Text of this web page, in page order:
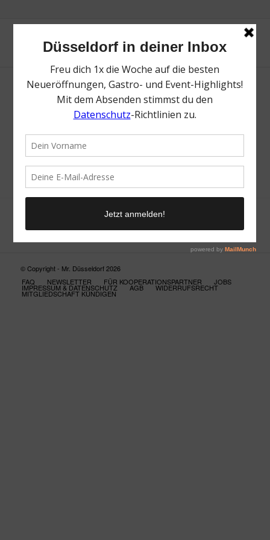
Neue Suche
Suchergebnis nicht zufriedenstellend? Versuche es mal mit
einem Wortteil oder einer anderen Schreibweise.
© Copyright - Mr. Düsseldorf 2026
FAQ
NEWSLETTER FÜR KOOPERATIONSPARTNER JOBS
IMPRESSUM & DATENSCHUTZ AGB WIDERRUFSRECHT
MITGLIEDSCHAFT KÜNDIGEN